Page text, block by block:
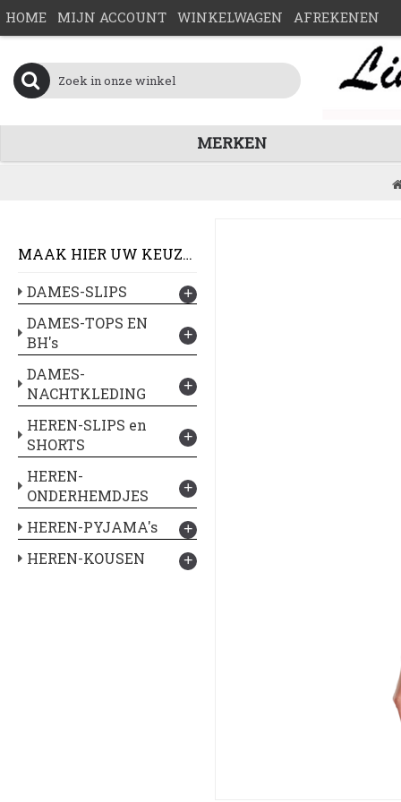
HOME MIJN ACCOUNT WINKELWAGEN AFREKENEN
MERKEN
MAAK HIER UW KEUZE :
DAMES-SLIPS
+
DAMES-TOPS EN
BH's
+
DAMES-
NACHTKLEDING
+
HEREN-SLIPS en
SHORTS
+
HEREN-
ONDERHEMDJES
+
HEREN-PYJAMA's +
HEREN-KOUSEN +